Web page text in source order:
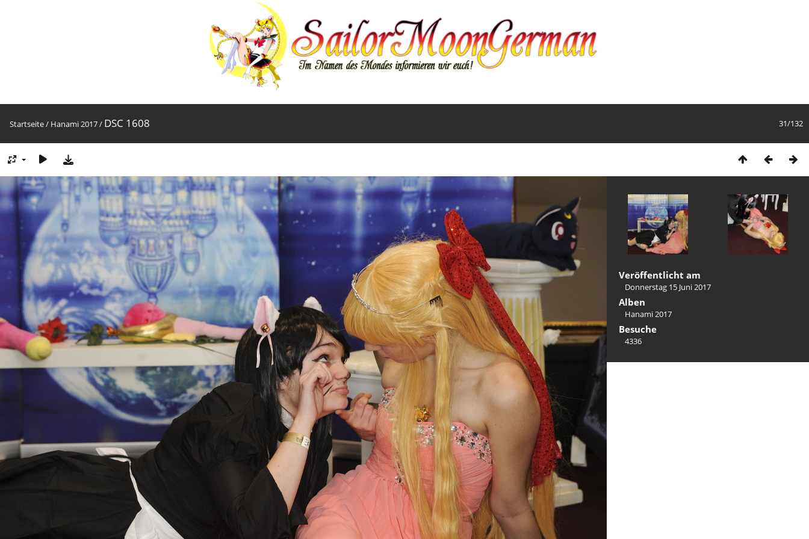
31/132
Startseite/ Hanami 2017/ DSC 1608
Veröffentlicht am
Donnerstag 15 Juni 2017
Alben
Hanami 2017
Besuche
4336